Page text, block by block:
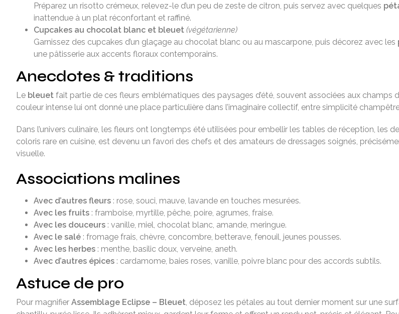
Préparez un risotto crémeux, relevez-le d’un peu de zeste de citron, puis servez avec quelques
inattendue à un plat réconfortant et raffiné.
Cupcakes au chocolat blanc et bleuet (végétarienne)
Garnissez des cupcakes d’un glaçage au chocolat blanc ou au mascarpone, puis décorez avec les
une pâtisserie aux accents floraux contemporains.
Anecdotes & traditions
Le bleuet fait partie de ces fleurs emblématiques des paysages d’été, souvent associées aux champs
couleur intense lui ont donné une place particulière dans l’imaginaire collectif, entre simplicité
Dans l’univers culinaire, les fleurs ont longtemps été utilisées pour embellir les tables de réception, les
coloris rare en cuisine, est devenu un favori des chefs et des amateurs de dressages soignés,
visuelle.
Associations malines
Avec d’autres fleurs : rose, souci, mauve, lavande en touches mesurées.
Avec les fruits : framboise, myrtille, pêche, poire, agrumes, fraise.
Avec les douceurs : vanille, miel, chocolat blanc, amande, meringue.
Avec le salé : fromage frais, chèvre, concombre, betterave, fenouil, jeunes pousses.
Avec les herbes : menthe, basilic doux, verveine, aneth.
Avec d’autres épices : cardamome, baies roses, vanille, poivre blanc pour des accords subtils.
Astuce de pro
Pour magnifier Assemblage Eclipse – Bleuet , déposez les pétales au tout dernier moment sur une